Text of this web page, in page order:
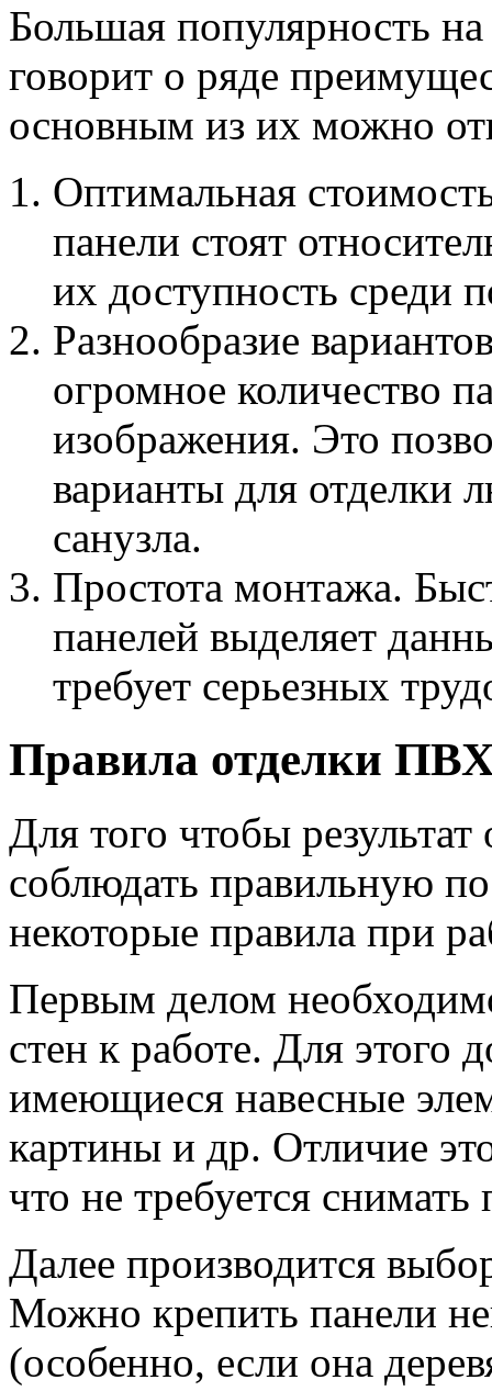
Большая популярность
говорит о ряде
основным из их можно
Оптимальная
панели стоят
их доступность среди
Разнообразие
огромное количество
изображения. Это
варианты для отделки
санузла.
Простота монтажа.
панелей выделяет
требует серьезных
Правила отделки
Для того чтобы
соблюдать правильную
некоторые правила при
Первым делом
стен к работе. Для этого
имеющиеся навесные
картины и др. Отличие
что не требуется
Далее производится
Можно крепить панели
(особенно, если она